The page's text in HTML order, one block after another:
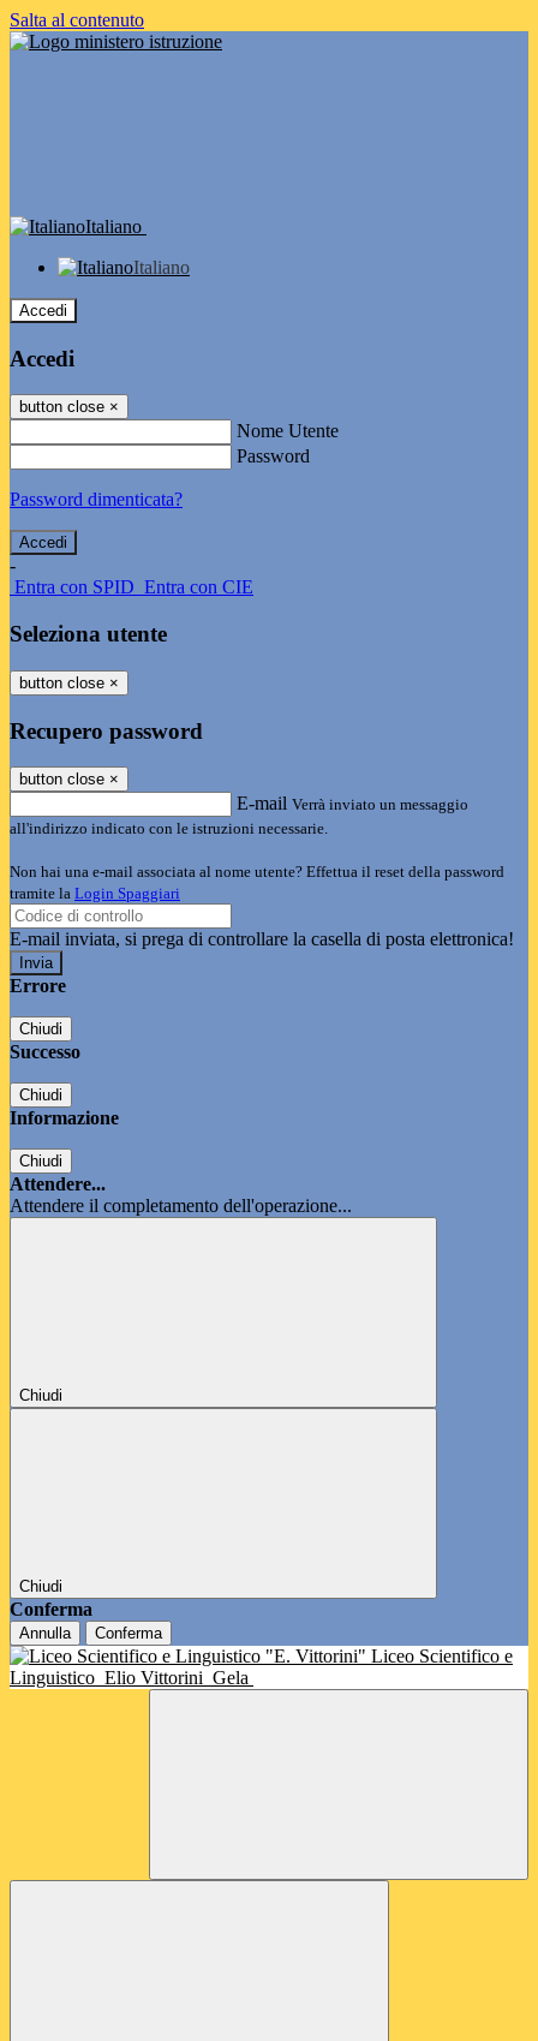
Salta al contenuto
Italiano
Italiano
Accedi
Accedi
button close ×
Nome Utente
Password
Password dimenticata?
-
Entra con SPID Entra con CIE
Seleziona utente
button close ×
Recupero password
button close ×
E-mail Verrà inviato un messaggio
all'indirizzo indicato con le istruzioni necessarie.
Non hai una e-mail associata al nome utente? Effettua il reset della password
tramite la Login Spaggiari
E-mail inviata, si prega di controllare la casella di posta elettronica!
Errore
Chiudi
Successo
Chiudi
Informazione
Chiudi
Attendere...
Attendere il completamento dell'operazione...
Chiudi
Chiudi
Conferma
Annulla Conferma
Liceo Scientifico e
Linguistico Elio Vittorini Gela